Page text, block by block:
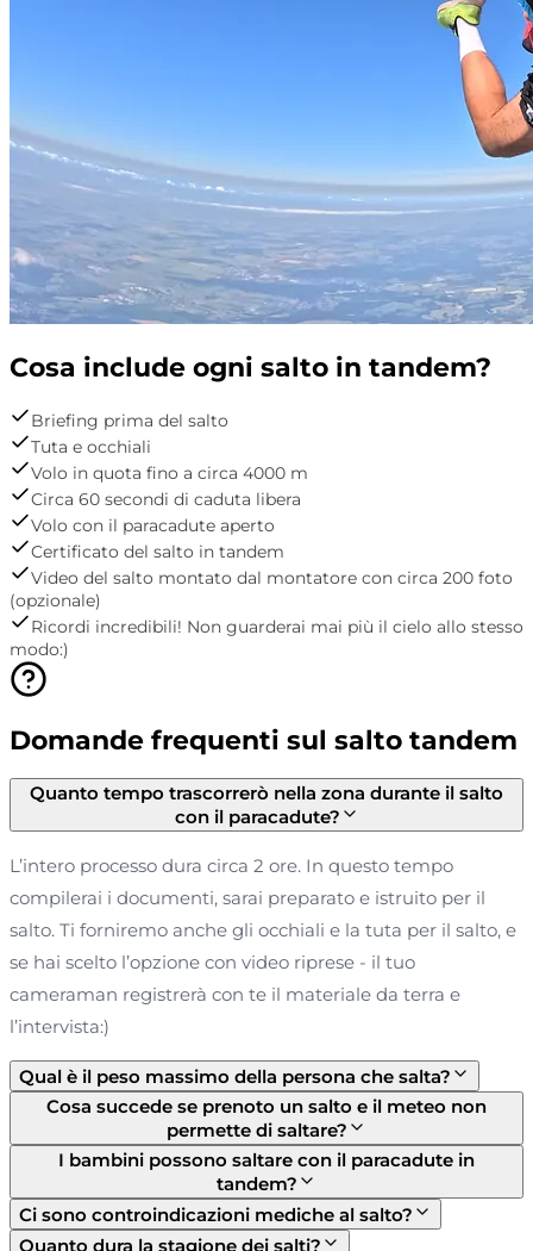
Cosa include ogni salto in tandem?
Briefing prima del salto
Tuta e occhiali
Volo in quota fino a circa 4000 m
Circa 60 secondi di caduta libera
Volo con il paracadute aperto
Certificato del salto in tandem
Video del salto montato dal montatore con circa 200 foto
(opzionale)
Ricordi incredibili! Non guarderai mai più il cielo allo stesso
modo:)
Domande frequenti sul salto tandem
Quanto tempo trascorrerò nella zona durante il salto
con il paracadute?
L’intero processo dura circa 2 ore. In questo tempo
compilerai i documenti, sarai preparato e istruito per il
salto. Ti forniremo anche gli occhiali e la tuta per il salto, e
se hai scelto l’opzione con video riprese - il tuo
cameraman registrerà con te il materiale da terra e
l’intervista:)
Qual è il peso massimo della persona che salta?
Cosa succede se prenoto un salto e il meteo non
permette di saltare?
I bambini possono saltare con il paracadute in
tandem?
Ci sono controindicazioni mediche al salto?
Quanto dura la stagione dei salti?